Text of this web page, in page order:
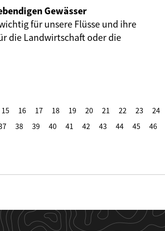
Gewässer
für unsere Flüsse und ihre
die Landwirtschaft oder die
15 16 17 18 19 20 21 22 23
24
38 39 40 41 42 43 44 45
46